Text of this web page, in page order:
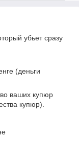
убьет сразу
(деньги
ваших купюр
купюр).